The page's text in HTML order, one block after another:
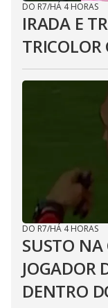
DO R7/HÁ 4 HORAS
IRADA E
DO R7/HÁ 4 HORAS
SUSTO
JOGADOR
DENTRO